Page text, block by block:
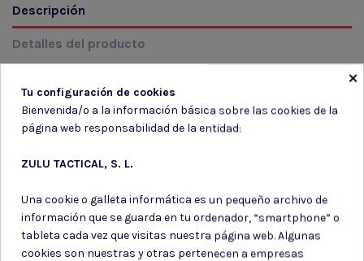
Descripción
Detalles del producto
MODELO: TN07 Color: 97 DORADO Talla: 469
Suscríbete a nuestro boletín
×
Tu configuración de cookies
Bienvenida/o a la información básica sobre las cookies de la
página web responsabilidad de la entidad:
ZULU TACTICAL, S. L.
Una cookie o galleta informática es un pequeño archivo de
información que se guarda en tu ordenador, “smartphone” o
tableta cada vez que visitas nuestra página web. Algunas
cookies son nuestras y otras pertenecen a empresas